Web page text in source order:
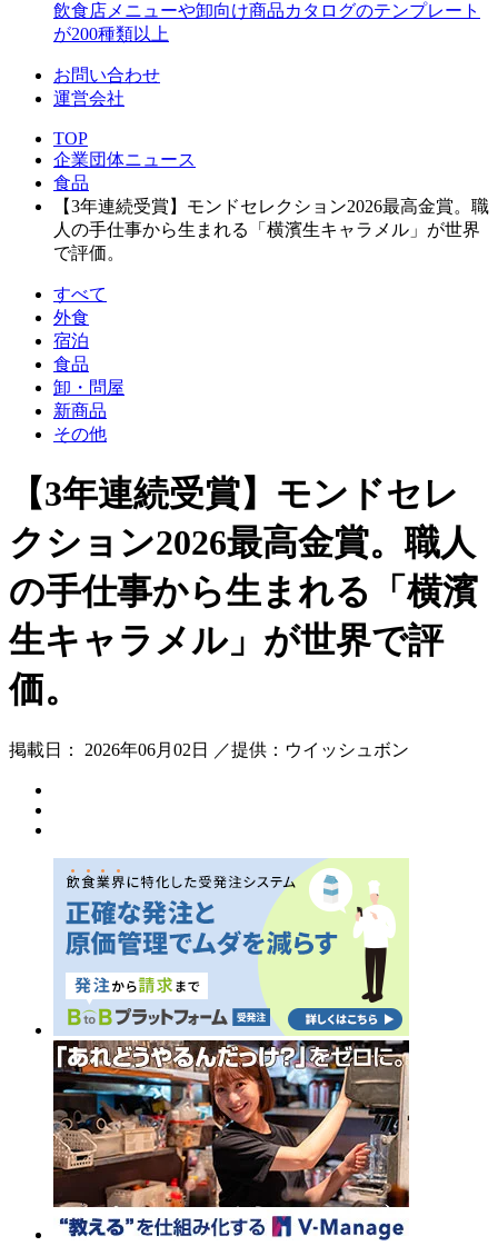
飲食店メニューや卸向け商品カタログのテンプレート
が200種類以上
お問い合わせ
運営会社
TOP
企業団体ニュース
食品
【3年連続受賞】モンドセレクション2026最高金賞。職
人の手仕事から生まれる「横濱生キャラメル」が世界
で評価。
すべて
外食
宿泊
食品
卸・問屋
新商品
その他
【3年連続受賞】モンドセレ
クション2026最高金賞。職人
の手仕事から生まれる「横濱
生キャラメル」が世界で評
価。
掲載日： 2026年06月02日 ／提供：ウイッシュボン